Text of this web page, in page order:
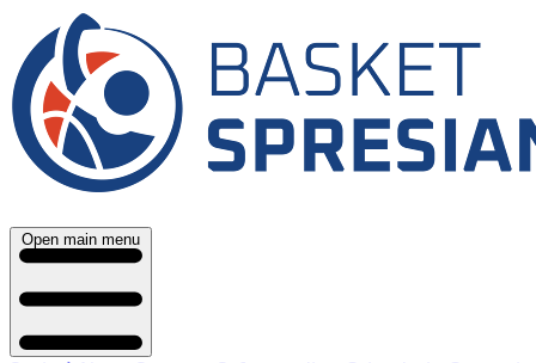
Open main menu